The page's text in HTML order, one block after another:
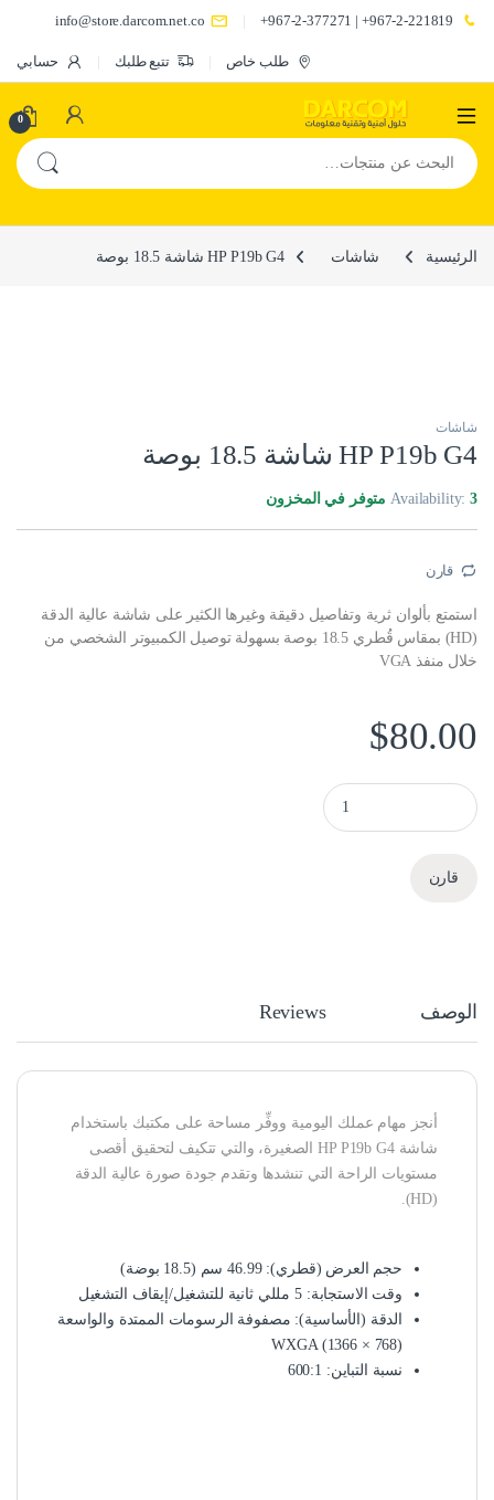
967-2-221819+ | 967-2-377271+
info@store.darcom.net.co
طلب خاص تتبع طلبك حسابي
0
البحث عن:
الرئيسية شاشات HP P19b G4 شاشة 18.5 بوصة
شاشات
HP P19b G4 شاشة 18.5 بوصة
Availability:3 متوفر في المخزون
قارن
استمتع بألوان ثرية وتفاصيل دقيقة وغيرها الكثير على شاشة عالية الدقة
(HD) بمقاس قُطري 18.5 بوصة بسهولة توصيل الكمبيوتر الشخصي من
خلال منفذ VGA
$80.00
HP P19b G4 شاشة 18.5 بوصة quantity
قارن
الوصف Reviews
أنجز مهام عملك اليومية ووفِّر مساحة على مكتبك باستخدام
شاشة HP P19b G4‎ الصغيرة، والتي تتكيف لتحقيق أقصى
مستويات الراحة التي تنشدها وتقدم جودة صورة عالية الدقة
(HD).
حجم العرض (قطري): 46.99 سم (18.5 بوضة)
وقت الاستجابة: 5‏ مللي ثانية للتشغيل/إيقاف التشغيل
الدقة (الأساسية): مصفوفة الرسومات الممتدة والواسعة
WXGA (1366 × 768)
نسبة التباين: 600:1